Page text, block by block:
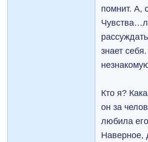
помнит. А,
знает
Кто я?
он за
любила
Наверное,